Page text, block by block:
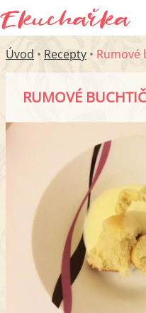
Úvod • Recepty • Rumové
RUMOVÉ